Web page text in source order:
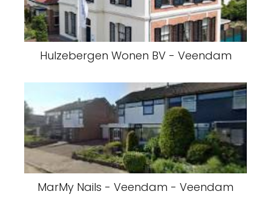
Hulzebergen Wonen BV - Veendam
MarMy Nails - Veendam - Veendam